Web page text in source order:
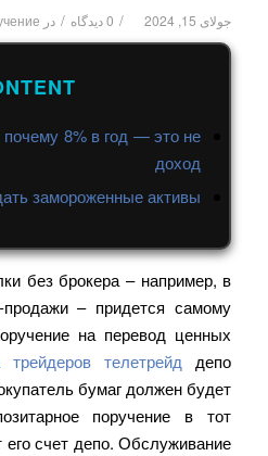
جولای 15, 2024 / 0 دیدگاه / در
8% в год — это не
доход
замороженные активы?
без брокера – например, в
– придется самому
на перевод ценных
трейдеров телетрейд депо
бумаг должен будет
поручение в тот
его счет депо. Обслуживание